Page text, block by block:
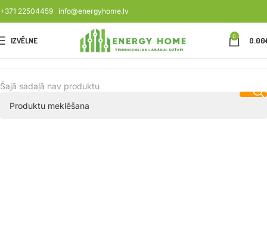
+371 22504459 info@energyhome.lv
IZVĒLNE 0 0.00
Šajā sadaļā nav produktu